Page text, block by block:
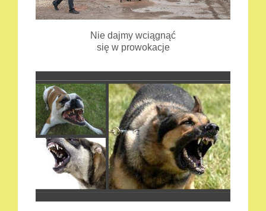
Nie dajmy wciągnąć
się w prowokacje